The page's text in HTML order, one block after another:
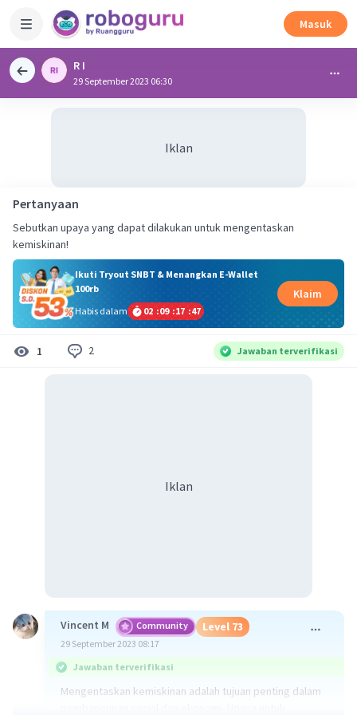
Masuk
R I
29 September 2023 06:30
Iklan
Pertanyaan
Sebutkan upaya yang dapat dilakukan untuk mengentaskan
kemiskinan!
Ikuti Tryout SNBT & Menangkan E-Wallet
100rb
Habis dalam
02 :09 :17 :47
Klaim
1 2 Jawaban terverifikasi
Iklan
Vincent M Community Level 73
29 September 2023 08:17
Jawaban terverifikasi
Mengentaskan kemiskinan adalah tujuan penting dalam